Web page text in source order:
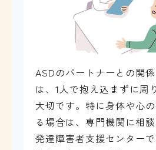
ASDのパートナーとの関
は、1人で抱え込まずに周
大切です。特に身体や心
る場合は、専門機関に相談
発達障害者支援センター